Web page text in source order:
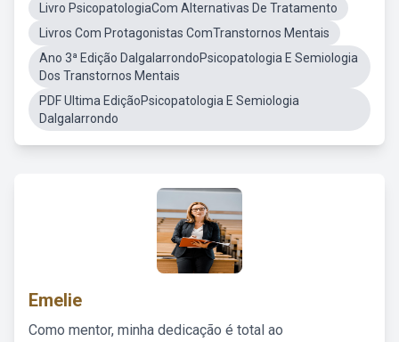
Livro PsicopatologiaCom Alternativas De Tratamento
Livros Com Protagonistas ComTranstornos Mentais
Ano 3ª Edição DalgalarrondoPsicopatologia E Semiologia
Dos Transtornos Mentais
PDF Ultima EdiçãoPsicopatologia E Semiologia
Dalgalarrondo
Emelie
Como mentor, minha dedicação é total ao